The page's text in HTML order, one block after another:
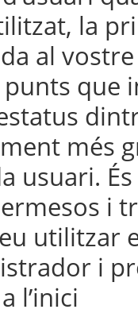
la
al
que
més
usuari.
i
utilitzar
i
l’inici